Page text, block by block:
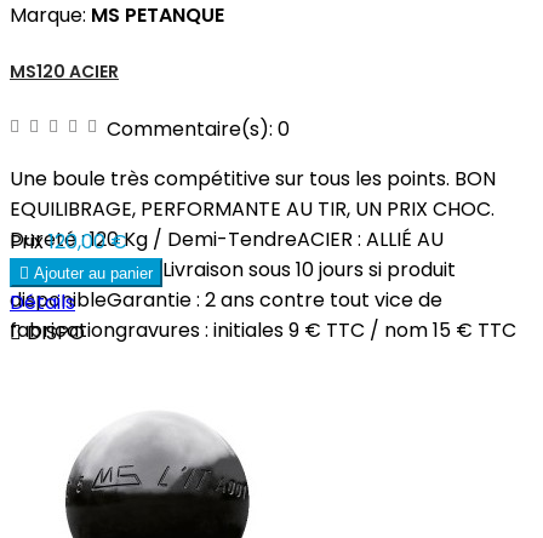
Marque: MS PETANQUE
MS120 ACIER
Commentaire(s): 0
Une boule très compétitive sur tous les points. BON
EQUILIBRAGE, PERFORMANTE AU TIR, UN PRIX CHOC.
Dureté : 120 Kg / Demi-TendreACIER : ALLIÉ AU
CARBONEDélai : Livraison sous 10 jours si produit
disponibleGarantie : 2 ans contre tout vice de
fabricationgravures : initiales 9 € TTC / nom 15 € TTC
Prix120,00 €
 Ajouter au panier
Détails
DISPO